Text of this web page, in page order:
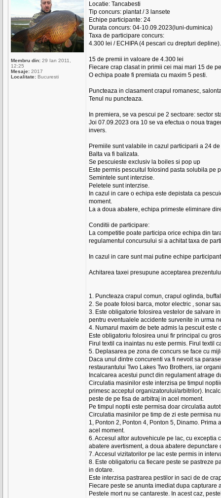
Membru din: 29 Ian 2011,
12:25
Mesaje: 2017
Localitate: Bucuresti
Locatie: Tancabesti
Tip concurs: plantat / 3 lansete
Echipe participante: 24
Durata concurs: 04-10.09.2023(luni-duminica)
Taxa de participare concurs:
4.300 lei / ECHIPA (4 pescari cu drepturi depline).
15 de premii in valoare de 4.300 lei
Fiecare crap clasat in primii cei mai mari 15 de
O echipa poate fi premiata cu maxim 5 pesti.
Puncteaza in clasament crapul romanesc,
Tenul nu puncteaza.
In premiera, se va pescui pe 2 sectoare: sector
Joi 07.09.2023 ora 10 se va efectua o noua
invers.
Premiile sunt valabile in cazul participarii a 24
Balta va fi balizata.
Se pescuieste exclusiv la boiles si pop up
Este permis pescuitul folosind pasta solubila pe
Semintele sunt interzise.
Peletele sunt interzise.
In cazul in care o echipa este depistata ca
moment.
La a doua abatere, echipa primeste eliminare
Conditii de participare:
La competitie poate participa orice echipa din
regulamentul concursului si a achitat taxa de
In cazul in care sunt mai putine echipe
Achitarea taxei presupune acceptarea
1. Puncteaza crapul comun, crapul oglinda,
2. Se poate folosi barca, motor electric , sonar
3. Este obligatorie folosirea vestelor de salvare
pentru eventualele accidente survenite in urma
4. Numarul maxim de bete admis la pescuit
Este obligatoriu folosirea unui fir principal cu
Firul textil ca inaintas nu este permis. Firul textil
5. Deplasarea pe zona de concurs se face cu
Daca unul dintre concurenti va fi nevoit sa
restaurantului Two Lakes Two Brothers, iar
Incalcarea acestui punct din regulament atrage
Circulatia masinilor este interzisa pe timpul
primesc acceptul organizatorului/arbitrilor).
peste de pe fisa de arbitraj in acel moment.
Pe timpul noptii este permisa doar circulatia
Circulatia masinilor pe timp de zi este permisa
1, Ponton 2, Ponton 4, Ponton 5, Dinamo.
acel moment.
6. Accesul altor autovehicule pe lac, cu exceptia
abatere avertisment, a doua abatere
7. Accesul vizitatorilor pe lac este permis in
8. Este obligatoriu ca fiecare peste se pastreze
in dotare.
Este interzisa pastrarea pestilor in saci de de
Fiecare peste se anunta imediat dupa
Pestele mort nu se cantareste. In acest caz,